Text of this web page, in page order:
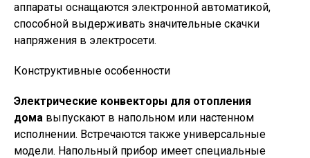
аппараты оснащаются электронной автоматикой,
способной выдерживать значительные скачки
напряжения в электросети.
Конструктивные особенности
Электрические конвекторы для отопления
дома выпускают в напольном или настенном
исполнении. Встречаются также универсальные
модели. Напольный прибор имеет специальные